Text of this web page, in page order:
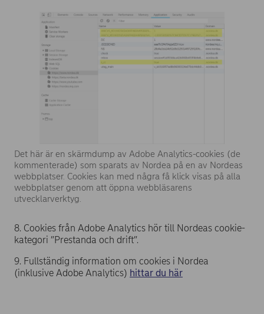
Det här är en skärmdump av Adobe Analytics-cookies (de
kommenterade) som sparats av Nordea på en av Nordeas
webbplatser. Cookies kan med några få klick visas på alla
webbplatser genom att öppna webbläsarens
utvecklarverktyg.
8. Cookies från Adobe Analytics hör till Nordeas cookie-
kategori ”Prestanda och drift”.
9. Fullständig information om cookies i Nordea
(inklusive Adobe Analytics) hittar du här